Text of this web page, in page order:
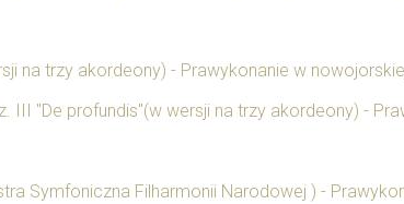
na trzy akordeony) - Prawykonanie w
III "De profundis"(w wersji na trzy akordeony) -
Symfoniczna Filharmonii Narodowej ) -